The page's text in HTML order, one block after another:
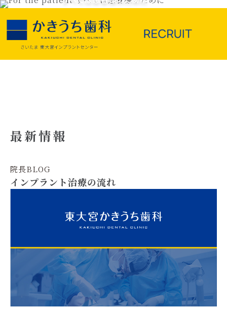
最新情報
院長BLOG
インプラント治療の流れ